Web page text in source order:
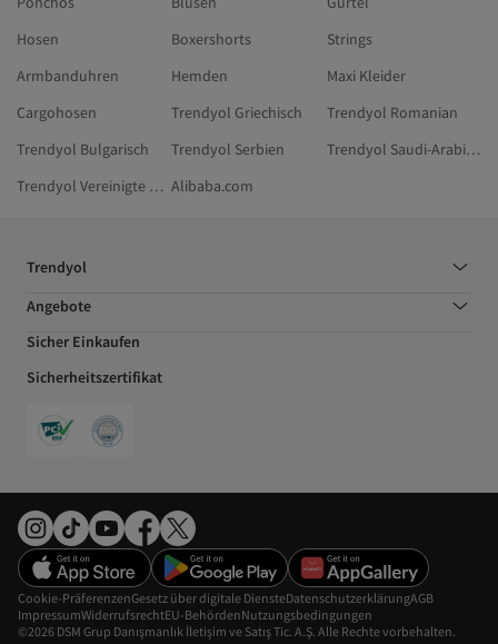
Hosen
Boxershorts
Strings
Armbanduhren
Hemden
Maxi Kleider
Cargohosen
Trendyol Griechisch
Trendyol Romanian
Trendyol Bulgarisch
Trendyol Serbien
Trendyol Saudi-Arabien
Trendyol Vereinigte Arabische Emirate Alibaba.com
Trendyol
Angebote
Sicher Einkaufen
Sicherheitszertifikat
©2026 DSM Grup Danışmanlık İletişim ve Satış Tic. A.Ş. Alle Rechte vorbehalten.
Cookie-PräferenzenGesetz über digitale DiensteDatenschutzerklärungAGB
ImpressumWiderrufsrechtEU-BehördenNutzungsbedingungen